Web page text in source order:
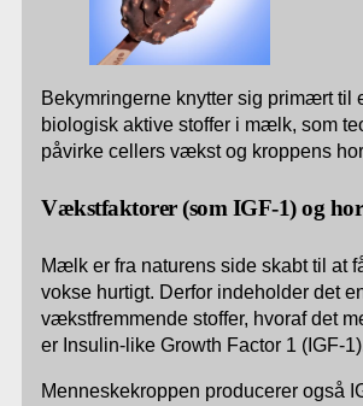
Bekymringerne knytter sig primært til
biologisk aktive stoffer i mælk, som
påvirke cellers vækst og kroppens
Vækstfaktorer (som IGF-1) og
Mælk er fra naturens side skabt til at
vokse hurtigt. Derfor indeholder det
vækstfremmende stoffer, hvoraf det
er Insulin-like Growth Factor 1 (IGF-
Menneskekroppen producerer også